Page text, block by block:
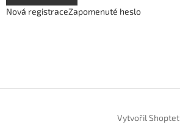
Nová registraceZapomenuté heslo
Vytvořil Shoptet